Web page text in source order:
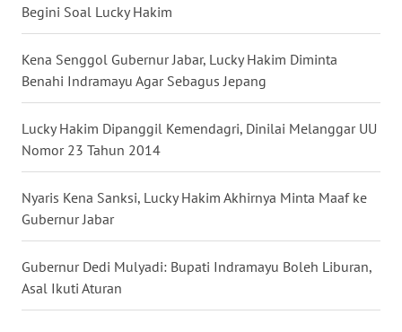
Begini Soal Lucky Hakim
Kena Senggol Gubernur Jabar, Lucky Hakim Diminta
Benahi Indramayu Agar Sebagus Jepang
Lucky Hakim Dipanggil Kemendagri, Dinilai Melanggar UU
Nomor 23 Tahun 2014
Nyaris Kena Sanksi, Lucky Hakim Akhirnya Minta Maaf ke
Gubernur Jabar
Gubernur Dedi Mulyadi: Bupati Indramayu Boleh Liburan,
Asal Ikuti Aturan
WN
WN
WN
WN
TANJUNG
LESUNG
WN